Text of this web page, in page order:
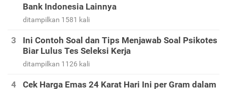
Bank Indonesia Lainnya
ditampilkan 1581 kali
Ini Contoh Soal dan Tips Menjawab Soal Psikotes
Biar Lulus Tes Seleksi Kerja
ditampilkan 1126 kali
Cek Harga Emas 24 Karat Hari Ini per Gram dalam